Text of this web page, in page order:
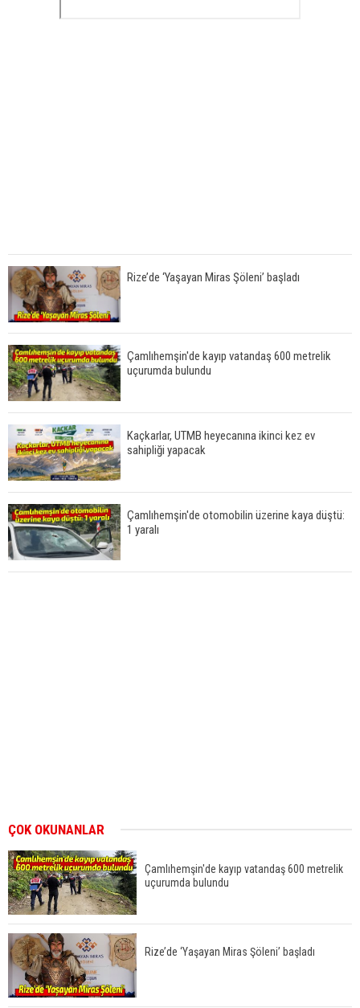
Rize’de ‘Yaşayan Miras Şöleni’ başladı
Çamlıhemşin'de kayıp vatandaş 600 metrelik
uçurumda bulundu
Kaçkarlar, UTMB heyecanına ikinci kez ev
sahipliği yapacak
Çamlıhemşin'de otomobilin üzerine kaya düştü:
1 yaralı
ÇOK OKUNANLAR
Çamlıhemşin'de kayıp vatandaş 600 metrelik
uçurumda bulundu
Rize’de ‘Yaşayan Miras Şöleni’ başladı